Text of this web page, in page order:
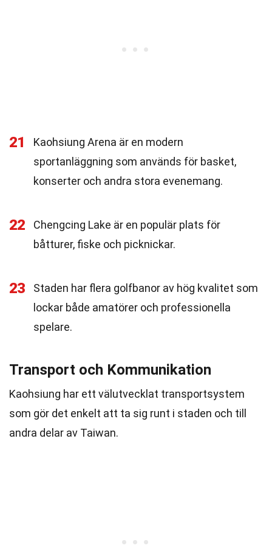
21
Kaohsiung Arena är en modern
sportanläggning som används för basket,
konserter och andra stora evenemang.
22
Chengcing Lake är en populär plats för
båtturer, fiske och picknickar.
23
Staden har flera golfbanor av hög kvalitet som
lockar både amatörer och professionella
spelare.
Transport och Kommunikation
Kaohsiung har ett välutvecklat transportsystem
som gör det enkelt att ta sig runt i staden och till
andra delar av Taiwan.